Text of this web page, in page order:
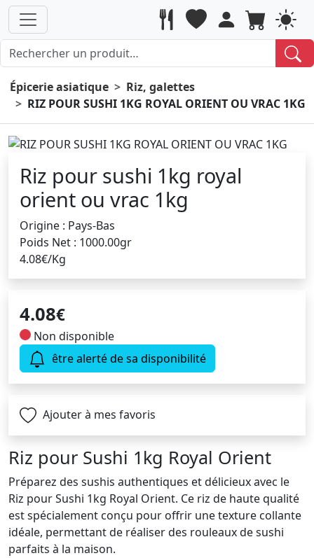
Épicerie asiatique
Riz, galettes
RIZ POUR SUSHI 1KG ROYAL ORIENT OU VRAC 1KG
Riz pour sushi 1kg royal
orient ou vrac 1kg
Origine : Pays-Bas
Poids Net : 1000.00gr
4.08€/Kg
4.08€
Non disponible
être alerté de sa disponibilité
Ajouter à mes favoris
Riz pour Sushi 1kg Royal Orient
Préparez des sushis authentiques et délicieux avec le
Riz pour Sushi 1kg Royal Orient. Ce riz de haute qualité
est spécialement conçu pour offrir une texture collante
idéale, permettant de réaliser des rouleaux de sushi
parfaits à la maison.